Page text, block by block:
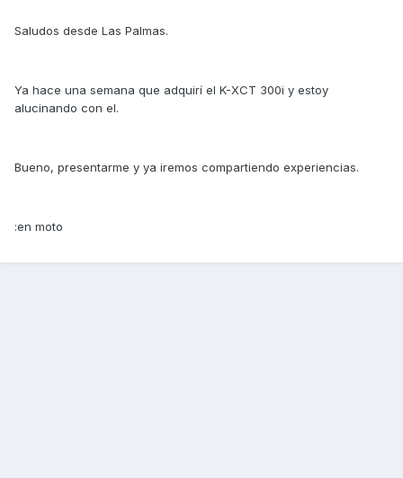
Saludos desde Las Palmas.
Ya hace una semana que adquirí el K-XCT 300i y estoy
alucinando con el.
Bueno, presentarme y ya iremos compartiendo experiencias.
:en moto